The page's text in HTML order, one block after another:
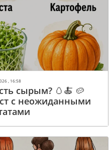
, 16:58
сырым? 🥚🍝 🥔
с неожиданными